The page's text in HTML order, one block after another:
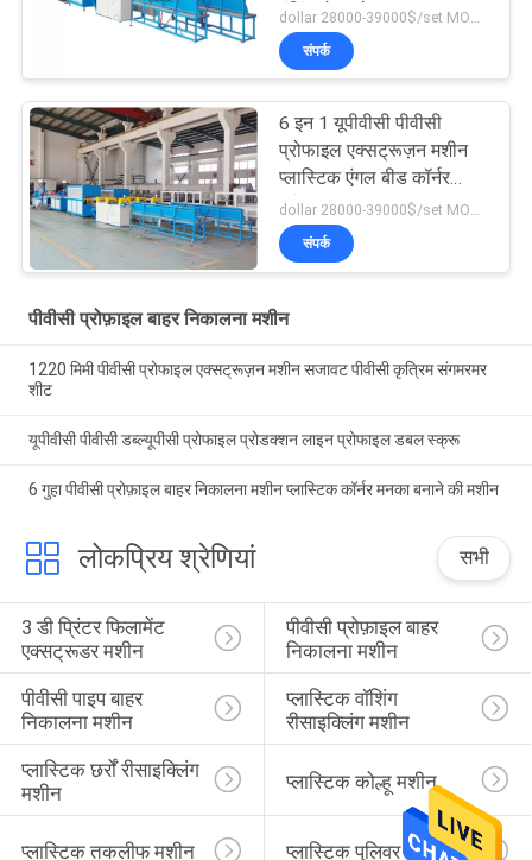
पंचिंग होल्स के साथ
संपर्क
6 इन 1 यूपीवीसी पीवीसी
प्रोफाइल एक्सट्रूज़न मशीन
प्लास्टिक एंगल बीड कॉर्नर
प्रोफाइल:
dollar 28000-39000$/set MOQ:एक सेट
संपर्क
पीवीसी प्रोफ़ाइल बाहर निकालना मशीन
1220 मिमी पीवीसी प्रोफाइल एक्सट्रूज़न मशीन सजावट पीवीसी कृत्रिम संगमरमर
शीट
यूपीवीसी पीवीसी डब्ल्यूपीसी प्रोफाइल प्रोडक्शन लाइन प्रोफाइल डबल स्क्रू
6 गुहा पीवीसी प्रोफ़ाइल बाहर निकालना मशीन प्लास्टिक कॉर्नर मनका बनाने की मशीन
लोकप्रिय श्रेणियां सभी
3 डी प्रिंटर फिलामेंट
एक्सट्रूडर मशीन
पीवीसी प्रोफ़ाइल बाहर
निकालना मशीन
पीवीसी पाइप बाहर
निकालना मशीन
प्लास्टिक वॉशिंग
रीसाइक्लिंग मशीन
प्लास्टिक छर्रों रीसाइक्लिंग
मशीन
प्लास्टिक कोल्हू मशीन
प्लास्टिक तकलीफ मशीन प्लास्टिक पुलिवर मशीन